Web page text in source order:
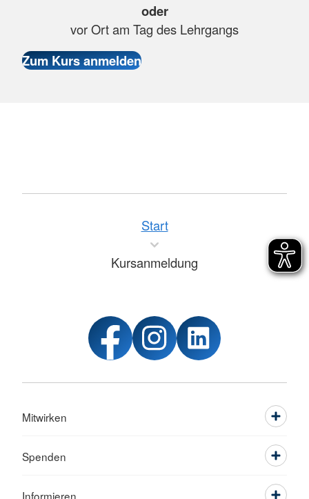
oder
vor Ort am Tag des Lehrgangs
Start
Kursanmeldung
Mitwirken
Spenden
Informieren